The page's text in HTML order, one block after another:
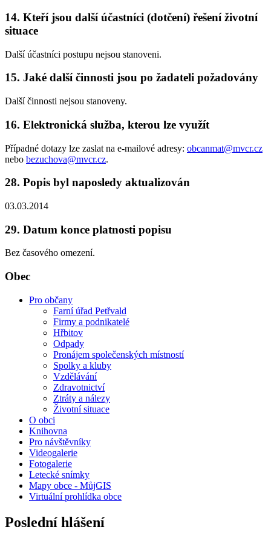
14. Kteří jsou další účastníci (dotčení) řešení životní
situace
Další účastníci postupu nejsou stanoveni.
15. Jaké další činnosti jsou po žadateli požadovány
Další činnosti nejsou stanoveny.
16. Elektronická služba, kterou lze využít
Případné dotazy lze zaslat na e-mailové adresy: obcanmat@mvcr.cz
nebo bezuchova@mvcr.cz.
28. Popis byl naposledy aktualizován
03.03.2014
29. Datum konce platnosti popisu
Bez časového omezení.
Obec
Pro občany
Farní úřad Petřvald
Firmy a podnikatelé
Hřbitov
Odpady
Pronájem společenských místností
Spolky a kluby
Vzdělávání
Zdravotnictví
Ztráty a nálezy
Životní situace
O obci
Knihovna
Pro návštěvníky
Videogalerie
Fotogalerie
Letecké snímky
Mapy obce - MůjGIS
Virtuální prohlídka obce
Poslední hlášení